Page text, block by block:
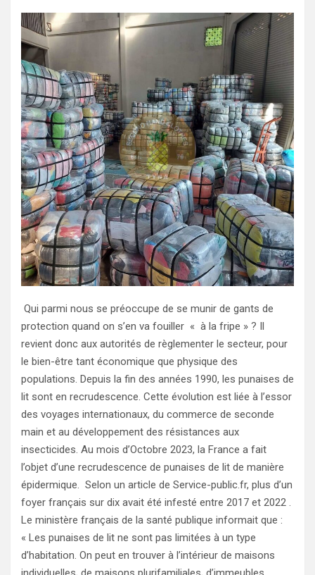
Qui parmi nous se préoccupe de se munir de gants de
protection quand on s’en va fouiller « à la fripe » ? Il
revient donc aux autorités de règlementer le secteur, pour
le bien-être tant économique que physique des
populations. Depuis la fin des années 1990, les punaises de
lit sont en recrudescence. Cette évolution est liée à l’essor
des voyages internationaux, du commerce de seconde
main et au développement des résistances aux
insecticides. Au mois d’Octobre 2023, la France a fait
l’objet d’une recrudescence de punaises de lit de manière
épidermique. Selon un article de Service-public.fr, plus d’un
foyer français sur dix avait été infesté entre 2017 et 2022 .
Le ministère français de la santé publique informait que :
« Les punaises de lit ne sont pas limitées à un type
d’habitation. On peut en trouver à l’intérieur de maisons